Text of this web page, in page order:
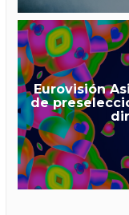
Eurovisión
de